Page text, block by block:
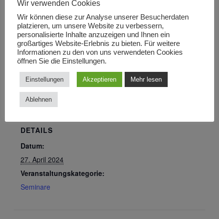
Geschichte und die Handhabung des Gebetes auf,
um zu erfassen, was Christus uns mit seinen
gravierenden Veränderungen im Umgang mit dem
Gebet ermöglicht.
ZUM KALENDER HINZUFÜGEN
DETAILS
Datum:
27. April 2024
Veranstaltungskategorie:
Seminare
Wir verwenden Cookies
Wir können diese zur Analyse unserer Besucherdaten
platzieren, um unsere Website zu verbessern,
personalisierte Inhalte anzuzeigen und Ihnen ein
großartiges Website-Erlebnis zu bieten. Für weitere
Informationen zu den von uns verwendeten Cookies
öffnen Sie die Einstellungen.
Einstellungen Akzeptieren Mehr lesen
Ablehnen